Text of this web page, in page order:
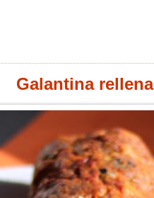
Galantina rellena